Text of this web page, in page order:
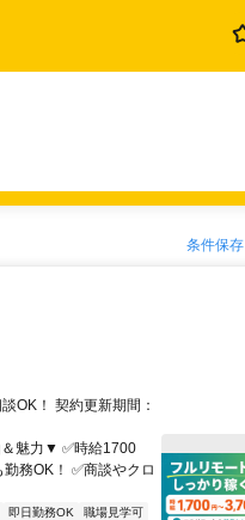
条件保存
OK！ 契約更新期間：
力▼ ✅時給1700
務OK！ ✅商談やクロ
即日勤務OK
職場見学可